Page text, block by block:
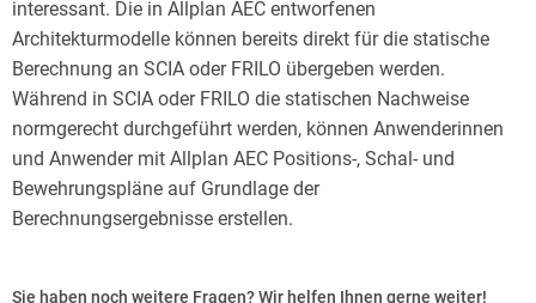
interessant. Die in Allplan AEC entworfenen
Architekturmodelle können bereits direkt für die statische
Berechnung an SCIA oder FRILO übergeben werden.
Während in SCIA oder FRILO die statischen Nachweise
normgerecht durchgeführt werden, können Anwenderinnen
und Anwender mit Allplan AEC Positions-, Schal- und
Bewehrungspläne auf Grundlage der
Berechnungsergebnisse erstellen.
Sie haben noch weitere Fragen? Wir helfen Ihnen gerne weiter!